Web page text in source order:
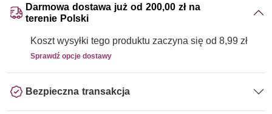
Darmowa dostawa już od 200,00 zł na
terenie Polski
Koszt wysyłki tego produktu zaczyna się od 8,99 zł
Sprawdź opcje dostawy
Bezpieczna transakcja